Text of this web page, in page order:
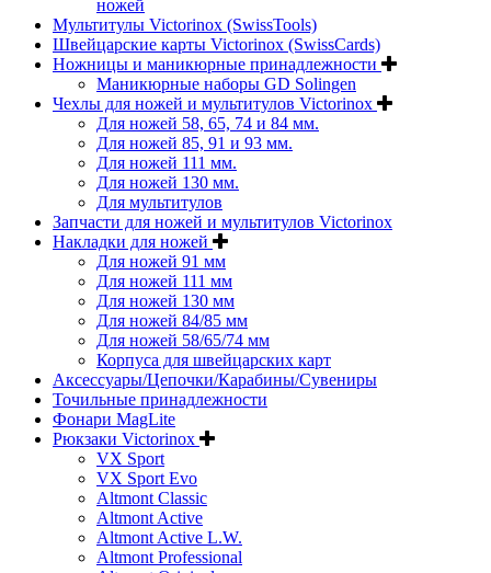
ножей
Мультитулы Victorinox (SwissTools)
Швейцарские карты Victorinox (SwissCards)
Ножницы и маникюрные принадлежности
Маникюрные наборы GD Solingen
Чехлы для ножей и мультитулов Victorinox
Для ножей 58, 65, 74 и 84 мм.
Для ножей 85, 91 и 93 мм.
Для ножей 111 мм.
Для ножей 130 мм.
Для мультитулов
Запчасти для ножей и мультитулов Victorinox
Накладки для ножей
Для ножей 91 мм
Для ножей 111 мм
Для ножей 130 мм
Для ножей 84/85 мм
Для ножей 58/65/74 мм
Корпуса для швейцарских карт
Аксессуары/Цепочки/Карабины/Сувениры
Точильные принадлежности
Фонари MagLite
Рюкзаки Victorinox
VX Sport
VX Sport Evo
Altmont Classic
Altmont Active
Altmont Active L.W.
Altmont Professional